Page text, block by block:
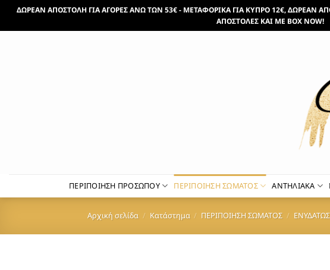
Μετάβαση
ΔΩΡΕΑΝ ΑΠΟΣΤΟΛΗ ΓΙΑ ΑΓΟΡΕΣ ΑΝΩ ΤΩΝ 53€ - ΜΕΤΑΦΟΡΙΚΑ ΓΙΑ ΚΥΠΡΟ 12€, ΔΩΡΕΑΝ
ΑΠΟΣΤΟΛΕΣ ΚΑΙ ΜΕ BOX NOW!
ΠΕΡΙΠΟΙΗΣΗ ΠΡΟΣΩΠΟΥ ΠΕΡΙΠΟΙΗΣΗ ΣΩΜΑΤΟΣ ΑΝΤΗΛΙΑΚΑ
Αρχική σελίδα / Κατάστημα / ΠΕΡΙΠΟΙΗΣΗ ΣΩΜΑΤΟΣ /